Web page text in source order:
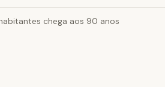
chega aos 90 anos